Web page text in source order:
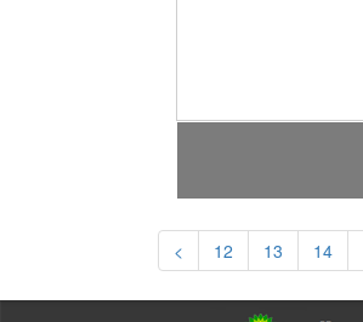
< 12 13 14